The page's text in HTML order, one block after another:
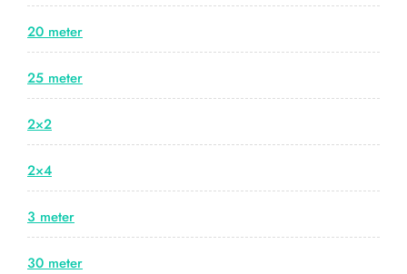
20 meter
25 meter
2×2
2×4
3 meter
30 meter